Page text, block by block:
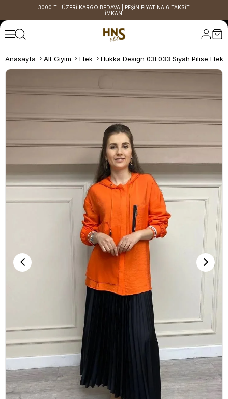
3000 TL ÜZERİ KARGO BEDAVA | PEŞİN FİYATINA 6 TAKSİT
İMKANI
Anasayfa Alt Giyim Etek Hukka Design 03L033 Siyah Pilise Etek